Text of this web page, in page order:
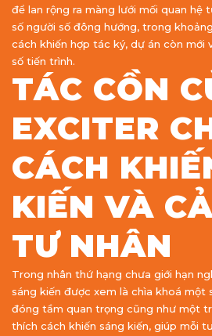
để lan rộng ra màng lưới mối quan hệ
số người số đông hướng, trong
cách khiến hợp tác ký, dự án còn mới
số tiến trình.
TÁC CỒN
EXCITER
CÁCH
KIẾN VÀ
TƯ NHÂN
Trong nhân thứ hạng chưa giới hạn
sáng kiến được xem là chìa khoá một
đóng tầm quan trọng cũng như một
thích cách khiến sáng kiến, giúp mỗi